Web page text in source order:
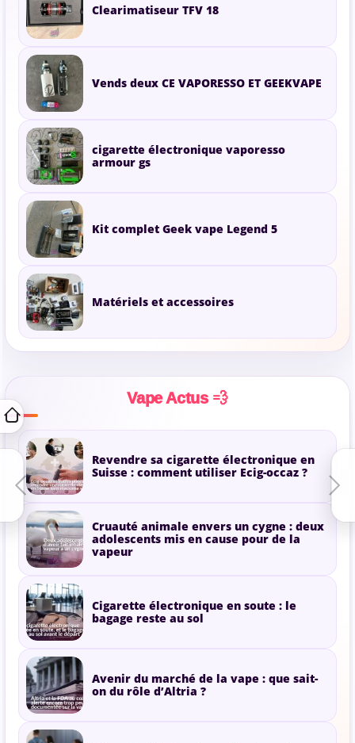
Clearimatiseur TFV 18
Vends deux CE VAPORESSO ET GEEKVAPE
cigarette électronique vaporesso
armour gs
Kit complet Geek vape Legend 5
Matériels et accessoires
Vape Actus 💨
Revendre sa cigarette électronique en
Suisse : comment utiliser Ecig-occaz ?
Cruauté animale envers un cygne : deux
adolescents mis en cause pour de la
vapeur
Cigarette électronique en soute : le
bagage reste au sol
Avenir du marché de la vape : que sait-
on du rôle d’Altria ?